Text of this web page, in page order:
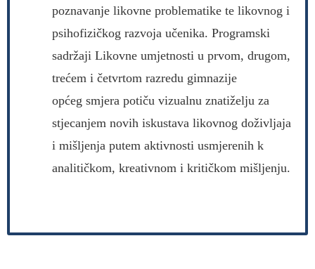
poznavanje likovne problematike te likovnog i
psihofizičkog razvoja učenika. Programski
sadržaji Likovne umjetnosti u prvom, drugom,
trećem i četvrtom razredu gimnazije
općeg smjera potiču vizualnu znatiželju za
stjecanjem novih iskustava likovnog doživljaja
i mišljenja putem aktivnosti usmjerenih k
analitičkom, kreativnom i kritičkom mišljenju.